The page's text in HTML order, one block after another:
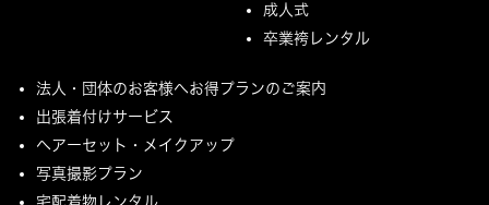
成人式
卒業袴レンタル
法人・団体のお客様へお得プランのご案内
出張着付けサービス
ヘアーセット・メイクアップ
写真撮影プラン
宅配着物レンタル